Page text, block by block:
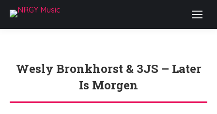
Wesly Bronkhorst & 3JS – Later
Is Morgen
Je bent hier: